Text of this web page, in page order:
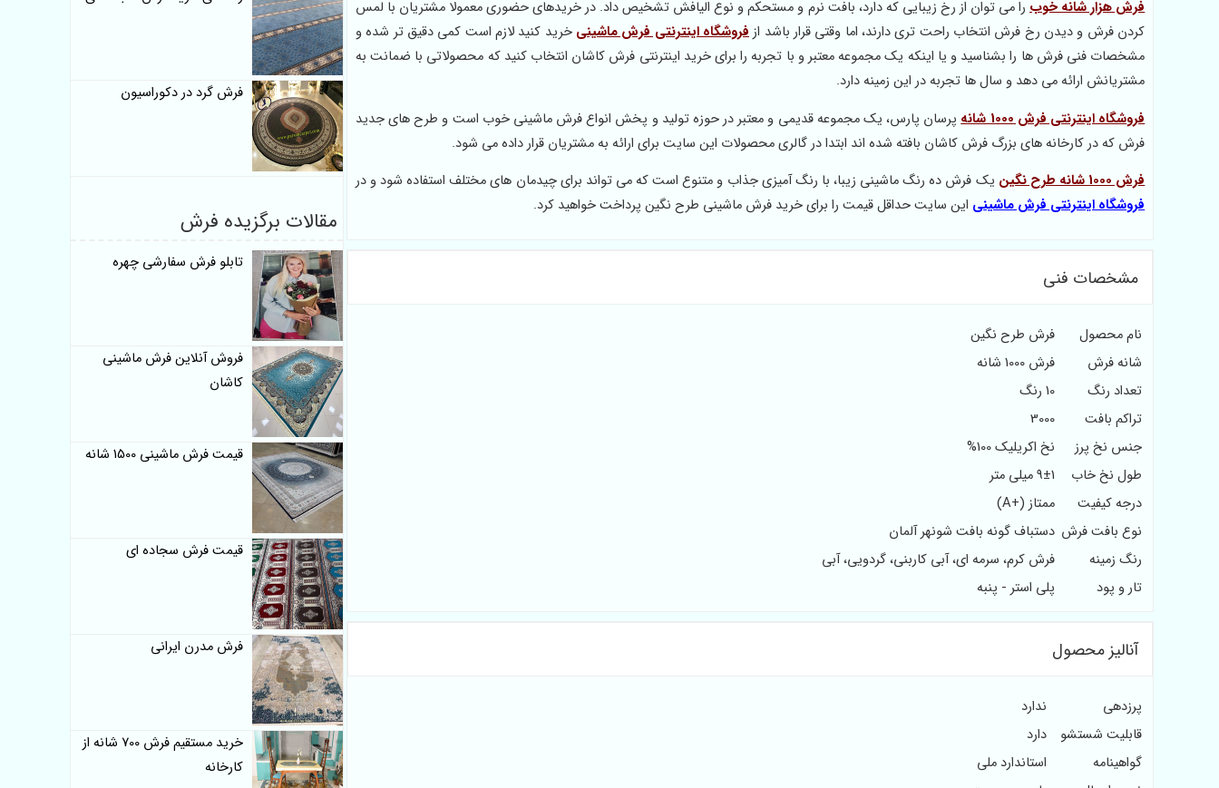
فرش هزار شانه خوب را می توان از رخ زیبایی که دارد، بافت نرم و مستحکم و نوع الیافش تشخیص داد. در خریدهای حضوری معمولا مشتریان با لمس
کردن فرش و دیدن رخ فرش انتخاب راحت تری دارند، اما وقتی قرار باشد ازفروشگاه اینترنتی فرش ماشینی خرید کنید لازم است کمی دقیق تر شده و
مشخصات فنی فرش ها را بشناسید و یا اینکه یک مجموعه معتبر و با تجربه را برای خرید اینترنتی فرش کاشان انتخاب کنید که محصولاتی با ضمانت به
مشتریانش ارائه می دهد و سال ها تجربه در این زمینه دارد.
فروشگاه اینترنتی فرش 1000 شانه
پرسان پارس، یک مجموعه قدیمی و معتبر در حوزه تولید و پخش انواع فرش ماشینی خوب است و طرح های جدید
فرش که در کارخانه های بزرگ فرش کاشان بافته شده اند ابتدا در گالری محصولات این سایت برای ارائه به مشتریان قرار داده می شود.
فرش 1000 شانه طرح نگین
یک فرش ده رنگ ماشینی زیبا، با رنگ آمیزی جذاب و متنوع است که می تواند برای چیدمان های مختلف استفاده شود و در
فروشگاه اینترنتی فرش ماشینی این سایت حداقل قیمت را برای خرید فرش ماشینی طرح نگین پرداخت خواهید کرد.
مشخصات فنی
نام محصول
فرش طرح نگین
شانه فرش
فرش 1000 شانه
تعداد رنگ
10 رنگ
تراکم بافت
3000
جنس نخ پرز
نخ اکریلیک 100%
طول نخ خاب
9±1 میلی متر
درجه کیفیت
ممتاز (+A)
نوع بافت فرش دستباف گونه بافت شونهر آلمان
رنگ زمینه
فرش کرم، سرمه ای، آبی کاربنی، گردویی، آبی
تار و پود
پلی استر - پنبه
آنالیز محصول
پرزدهی
ندارد
قابلیت شستشو
دارد
گواهینامه
استاندارد ملی
فرش گرد در دکوراسیون
مقالات برگزیده فرش
تابلو فرش سفارشی چهره
فروش آنلاین فرش ماشینی
کاشان
قیمت فرش ماشینی 1500 شانه
قیمت فرش سجاده ای
فرش مدرن ایرانی
خرید مستقیم فرش 700 شانه از
کارخانه